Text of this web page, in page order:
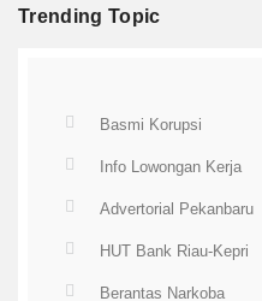
Trending Topic
Basmi Korupsi
Info Lowongan Kerja
Advertorial Pekanbaru
HUT Bank Riau-Kepri
Berantas Narkoba